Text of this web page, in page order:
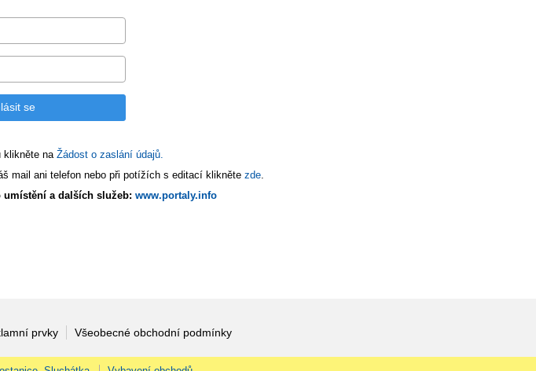
klikněte na Žádost o zaslání údajů.
mail ani telefon nebo při potížích s editací klikněte zde
umístění a dalších služeb: www.portaly.info
prvky Všeobecné obchodní podmínky